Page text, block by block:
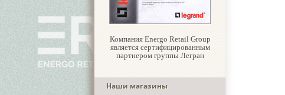
Компания Energo Retail Group
является сертифицированным
партнером группы Легран
Наши магазины